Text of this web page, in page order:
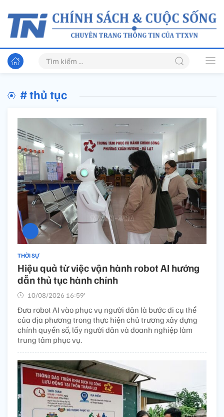
# thủ tục
THỜI SỰ
Hiệu quả từ việc vận hành robot AI hướng
dẫn thủ tục hành chính
10/08/2026 16:59’
Đưa robot AI vào phục vụ người dân là bước đi cụ thể
của địa phương trong thực hiện chủ trương xây dựng
chính quyền số, lấy người dân và doanh nghiệp làm
trung tâm phục vụ.